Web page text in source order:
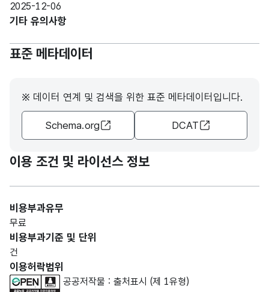
2025-12-06
기타 유의사항
표준 메타데이터
※ 데이터 연계 및 검색을 위한 표준 메타데이터입니다.
Schema.org DCAT
이용 조건 및 라이선스 정보
비용부과유무
무료
비용부과기준 및 단위
건
이용허락범위
공공저작물 : 출처표시 (제 1유형)